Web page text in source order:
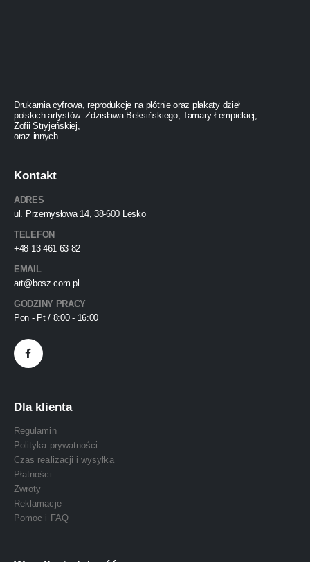
Drukarnia cyfrowa, reprodukcje na płótnie oraz plakaty dzieł
polskich artystów: Zdzisława Beksińskiego, Tamary Łempickiej,
Zofii Stryjeńskiej,
oraz innych.
Kontakt
ADRES
ul. Przemysłowa 14, 38-600 Lesko
TELEFON
+48 13 461 63 82
EMAIL
art@bosz.com.pl
GODZINY PRACY
Pon - Pt / 8:00 - 16:00
Dla klienta
Regulamin
Polityka prywatności
Czas realizacji i wysyłka
Płatności
Zwroty
Reklamacje
Pomoc i FAQ